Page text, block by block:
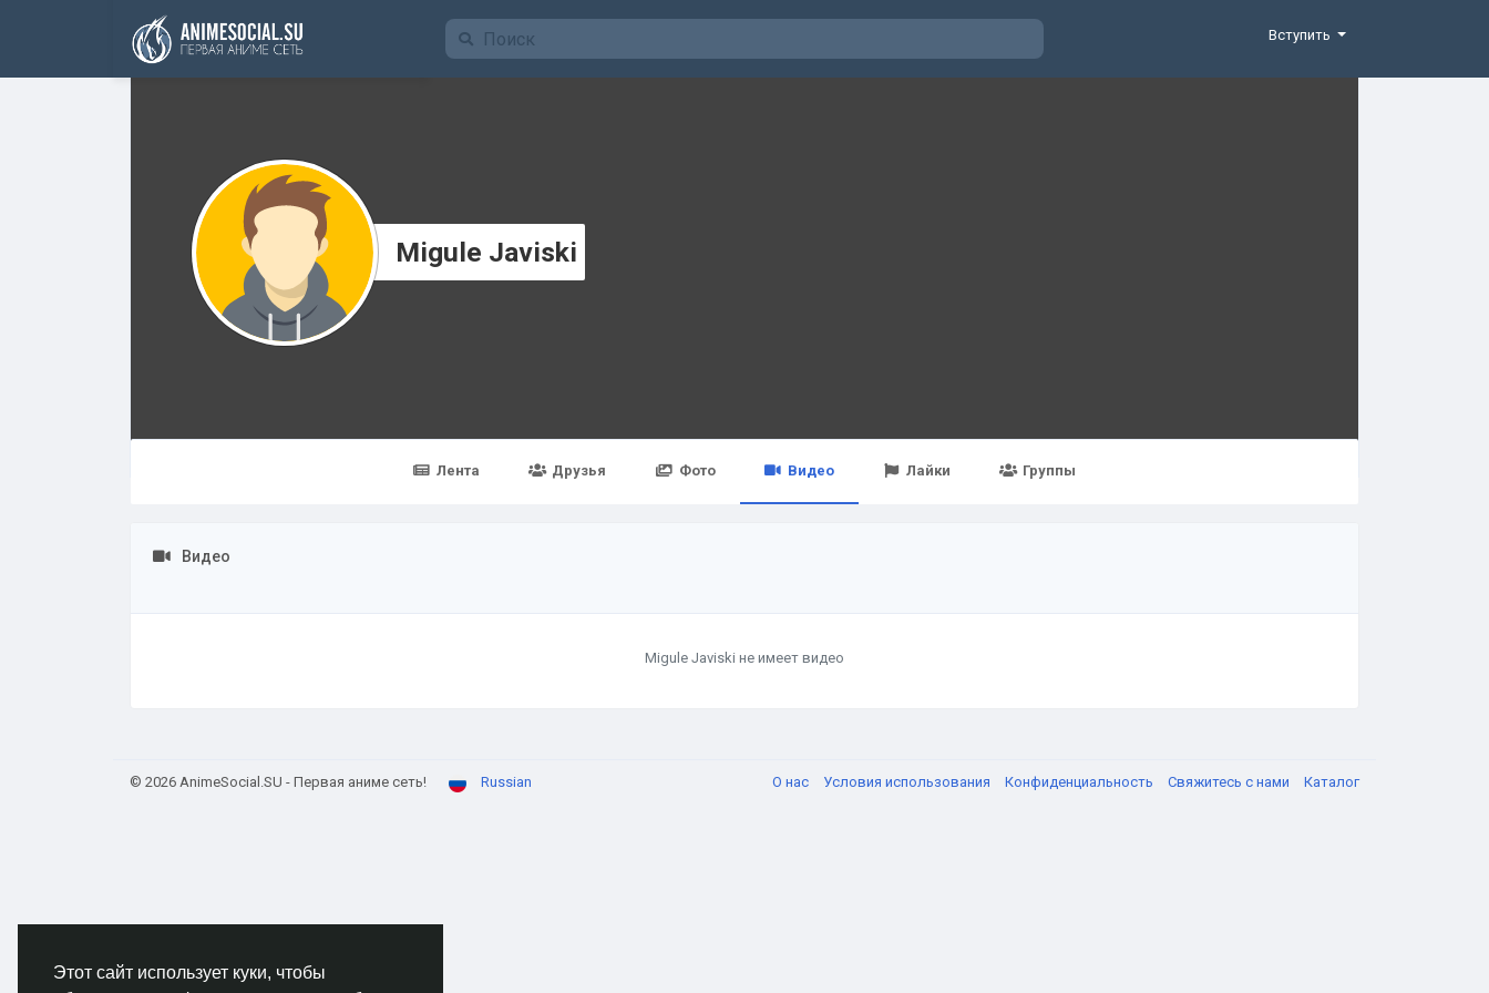
Этот сайт использует куки, чтобы
Funding
Вступить
Migule Javiski
Лента Друзья Фото Видео Лайки Группы
Видео
Migule Javiski не имеет видео
© 2026 AnimeSocial.SU - Первая аниме сеть! Russian О нас Условия использования Конфиденциальность Свяжитесь с нами Каталог